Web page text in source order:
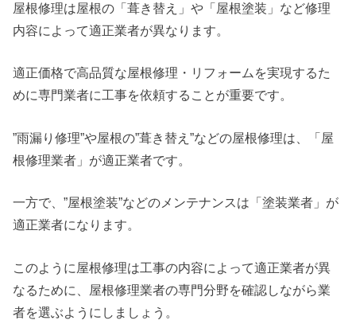
屋根修理は屋根の「葺き替え」や「屋根塗装」など修理
内容によって適正業者が異なります。
適正価格で高品質な屋根修理・リフォームを実現するた
めに専門業者に工事を依頼することが重要です。
”雨漏り修理”や屋根の”葺き替え”などの屋根修理は、「屋
根修理業者」が適正業者です。
一方で、”屋根塗装”などのメンテナンスは「塗装業者」が
適正業者になります。
このように屋根修理は工事の内容によって適正業者が異
なるために、屋根修理業者の専門分野を確認しながら業
者を選ぶようにしましょう。